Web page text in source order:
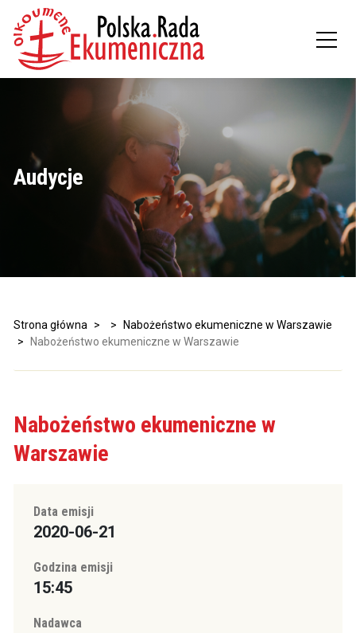
Audycje
Strona główna > >
Nabożeństwo ekumeniczne w Warszawie
>
Nabożeństwo ekumeniczne w Warszawie
Nabożeństwo ekumeniczne w
Warszawie
Data emisji
2020-06-21
Godzina emisji
15:45
Nadawca